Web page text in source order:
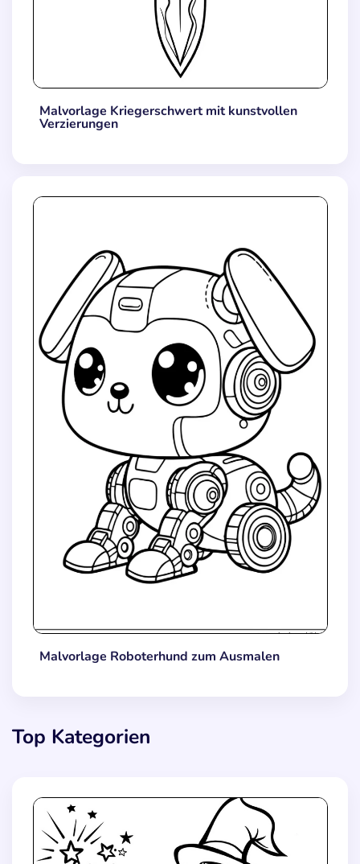
Malvorlage Kriegerschwert mit kunstvollen
Verzierungen
Malvorlage Roboterhund zum Ausmalen
Top Kategorien